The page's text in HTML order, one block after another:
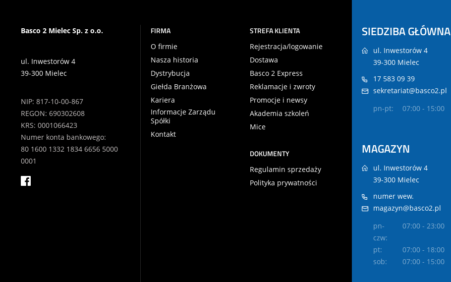
Basco 2 Mielec Sp. z o.o.
ul. Inwestorów 4
39-300 Mielec
NIP: 817-10-00-867
REGON: 690302608
KRS: 0001066423
Numer konta bankowego:
80 1600 1332 1834 6656 5000
0001
FIRMA
O firmie
Nasza historia
Dystrybucja
Giełda Branżowa
Kariera
Informacje Zarządu
Spółki
Kontakt
STREFA KLIENTA
Rejestracja/logowanie
Dostawa
Basco 2 Express
Reklamacje i zwroty
Promocje i newsy
Akademia szkoleń
Mice
DOKUMENTY
Regulamin sprzedaży
Polityka prywatności
SIEDZIBA GŁÓWNA
ul. Inwestorów 4
39-300 Mielec
17 583 09 39
sekretariat@basco2.pl
pn-pt:
07:00 - 15:00
MAGAZYN
ul. Inwestorów 4
39-300 Mielec
numer wew.
magazyn@basco2.pl
pn-
czw:
07:00 - 23:00
pt:
07:00 - 18:00
sob:
07:00 - 15:00